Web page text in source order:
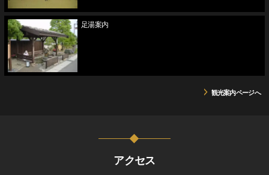
足湯案内
観光案内ページへ
アクセス